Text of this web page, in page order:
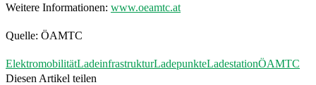
Weitere Informationen: www.oeamtc.at
Quelle: ÖAMTC
ElektromobilitätLadeinfrastrukturLadepunkteLadestationÖAMTC
Diesen Artikel teilen